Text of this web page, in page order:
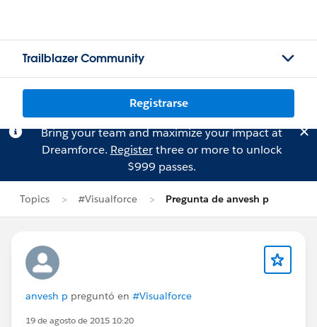
Trailblazer Community
Registrarse
Bring your team and maximize your impact at
Dreamforce. Registerthree or more to unlock
$999 passes.
Topics #Visualforce Pregunta de anvesh p
anvesh p preguntó en #Visualforce
19 de agosto de 2015 10:20